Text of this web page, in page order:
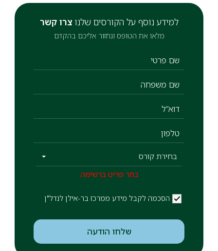
למידע נוסף על הקורסים שלנו צרו קשר
מלאו את הטופס ונחזור אליכם בהקדם
בחירת קורס
בחר פריט ברשימה.
הסכמה לקבל מידע ממרכז בר-אילן לנדל"ן
הסכמה לקבל מידע ממרכז בר-אילן לנדל"ן
שליחה
שלחו הודעה